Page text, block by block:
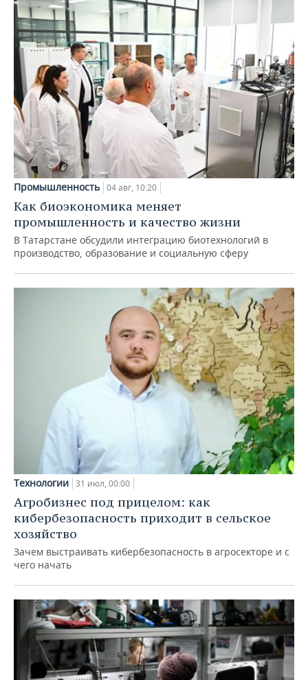
Промышленность 04 авг, 10:20
Как биоэкономика меняет
промышленность и качество жизни
В Татарстане обсудили интеграцию биотехнологий в
производство, образование и социальную сферу
Технологии 31 июл, 00:00
Агробизнес под прицелом: как
кибербезопасность приходит в сельское
хозяйство
Зачем выстраивать кибербезопасность в агросекторе и с
чего начать